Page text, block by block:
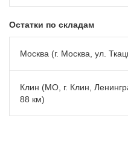
Остатки по складам
Москва (г. Москва, ул.
Клин (МО, г. Клин,
88 км)